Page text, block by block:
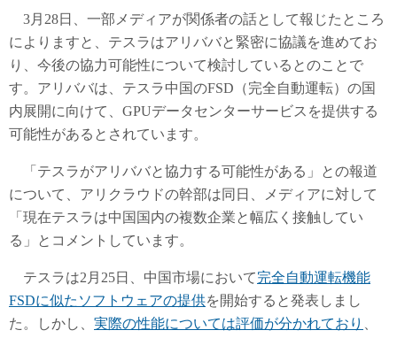
3月28日、一部メディアが関係者の話として報じたところ
によりますと、テスラはアリババと緊密に協議を進めてお
り、今後の協力可能性について検討しているとのことで
す。アリババは、テスラ中国のFSD（完全自動運転）の国
内展開に向けて、GPUデータセンターサービスを提供する
可能性があるとされています。
「テスラがアリババと協力する可能性がある」との報道
について、アリクラウドの幹部は同日、メディアに対して
「現在テスラは中国国内の複数企業と幅広く接触してい
る」とコメントしています。
テスラは2月25日、中国市場において完全自動運転機能
FSDに似たソフトウェアの提供を開始すると発表しまし
た。しかし、 実際の性能については評価が分かれており